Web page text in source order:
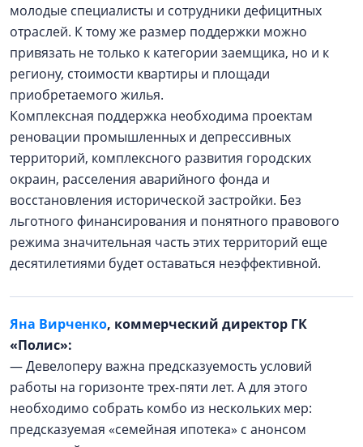
молодые специалисты и сотрудники дефицитных
отраслей. К тому же размер поддержки можно
привязать не только к категории заемщика, но и к
региону, стоимости квартиры и площади
приобретаемого жилья.
Комплексная поддержка необходима проектам
реновации промышленных и депрессивных
территорий, комплексного развития городских
окраин, расселения аварийного фонда и
восстановления исторической застройки. Без
льготного финансирования и понятного правового
режима значительная часть этих территорий еще
десятилетиями будет оставаться неэффективной.
Яна Вирченко, коммерческий директор ГК
«Полис»:
— Девелоперу важна предсказуемость условий
работы на горизонте трех-пяти лет. А для этого
необходимо собрать комбо из нескольких мер:
предсказуемая «семейная ипотека» с анонсом